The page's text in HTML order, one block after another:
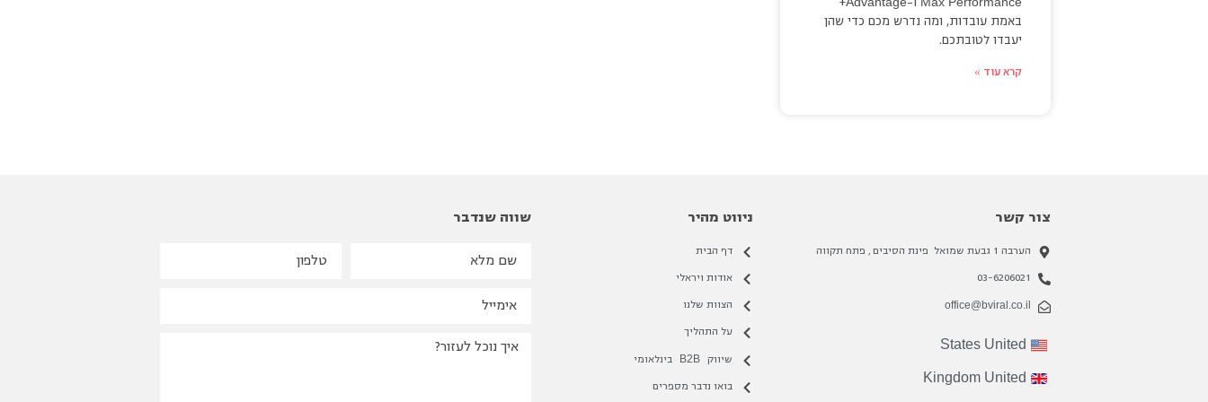
ו-
+
באמת עובדות, ומה נדרש מכם כדי שהן
יעבדו לטובתכם.
קרא עוד »
צור קשר
הערבה 1 גבעת שמואל פינת הסיבים , פתח תקווה
03-6206021
office@bviral.co.il
United
States
United
Kingdom
ניווט מהיר
דף הבית
אודות ויראלי
הצוות שלנו
על התהליך
שיווק B2B בינלאומי
בואו נדבר מספרים
שווה שנדבר